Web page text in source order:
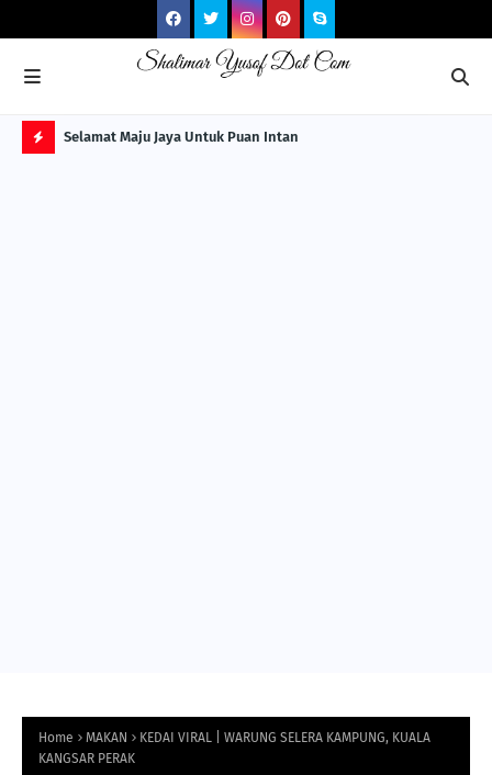
ITS Selamat Maju Jaya Untuk Puan Intan
Home MAKAN
KEDAI VIRAL | WARUNG SELERA KAMPUNG, KUALA
KANGSAR PERAK